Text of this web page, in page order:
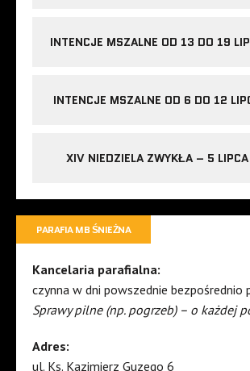
INTENCJE MSZALNE OD 13 DO 19
INTENCJE MSZALNE OD 6 DO 12
XIV NIEDZIELA ZWYKŁA – 5
PARAFIA MB ŚNIEŻNA
Kancelaria parafialna:
czynna w dni powszednie bezpośrednio
Sprawy pilne (np. pogrzeb) – o każdej
Adres:
ul. Ks. Kazimierz Guzego 6